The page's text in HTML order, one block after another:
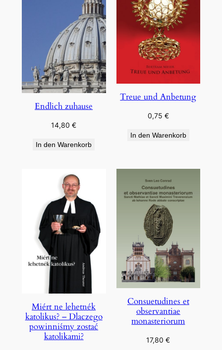
Endlich zuhause
14,80€
In den Warenkorb
Treue und Anbetung
0,75 €
In den Warenkorb
Miért ne lehetnék
katolikus? – Dlaczego
powinniśmy zostać
katolikami?
Consuetudines et
observantiae
monasteriorum
17,80€